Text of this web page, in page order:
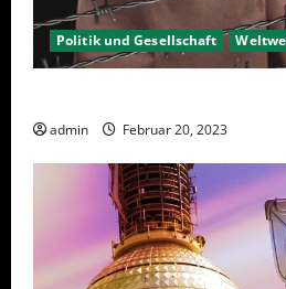
Politik und Gesellschaft
admin Februar 20, 2023